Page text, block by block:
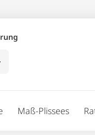
Maß-Plissees